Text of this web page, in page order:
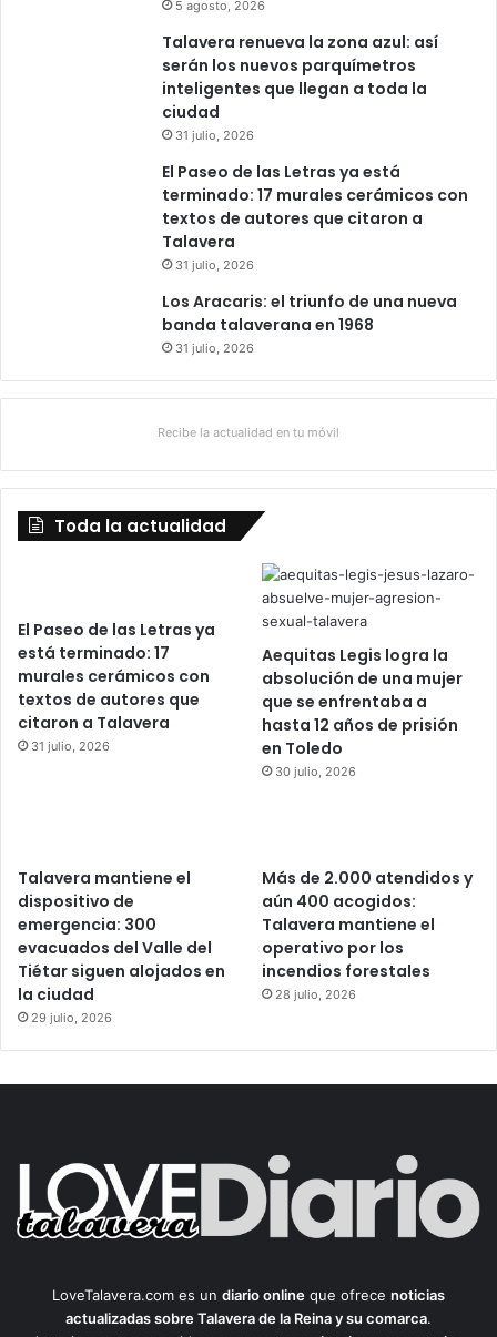
5 agosto, 2026
Talavera renueva la zona azul: así
serán los nuevos parquímetros
inteligentes que llegan a toda la
ciudad
31 julio, 2026
El Paseo de las Letras ya está
terminado: 17 murales cerámicos con
textos de autores que citaron a
Talavera
31 julio, 2026
Los Aracaris: el triunfo de una nueva
banda talaverana en 1968
31 julio, 2026
Recibe la actualidad en tu móvil
Toda la actualidad
El Paseo de las Letras ya
está terminado: 17
murales cerámicos con
textos de autores que
citaron a Talavera
31 julio, 2026
Aequitas Legis logra la
absolución de una mujer
que se enfrentaba a
hasta 12 años de prisión
en Toledo
30 julio, 2026
Talavera mantiene el
dispositivo de
emergencia: 300
evacuados del Valle del
Tiétar siguen alojados en
la ciudad
29 julio, 2026
Más de 2.000 atendidos y
aún 400 acogidos:
Talavera mantiene el
operativo por los
incendios forestales
28 julio, 2026
LoveTalavera.com es un diario online que ofrece noticias
actualizadas sobre Talavera de la Reina y su comarca.